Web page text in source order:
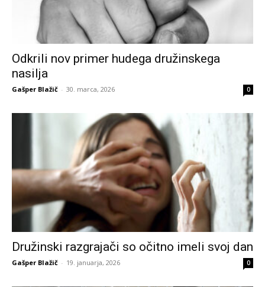
Odkrili nov primer hudega družinskega
nasilja
Gašper Blažič - 30. marca, 2026 0
Družinski razgrajači so očitno imeli svoj dan
Gašper Blažič - 19. januarja, 2026 0